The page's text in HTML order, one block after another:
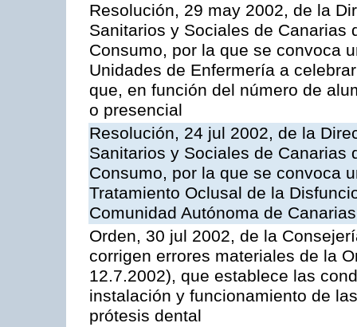
Resolución, 29 may 2002, de la
Sanitarios y Sociales de Canarias
Consumo, por la que se convoca
Unidades de Enfermería a
que, en función del número de
o presencial
Resolución, 24 jul 2002, de la
Sanitarios y Sociales de Canarias
Consumo, por la que se convoca
Tratamiento Oclusal de la
Comunidad Autónoma de
Orden, 30 jul 2002, de la
corrigen errores materiales de la
12.7.2002), que establece las
instalación y funcionamiento de
prótesis dental